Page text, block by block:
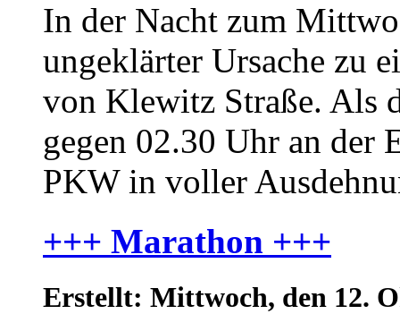
In der Nacht zum
ungeklärter Ursache zu
von Klewitz Straße. Als
gegen 02.30 Uhr an der
PKW in voller
+++ Marathon +++
Erstellt: Mittwoch, den 12.